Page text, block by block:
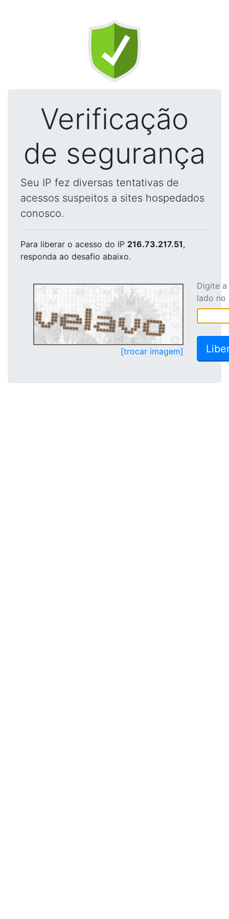
Verificação
de segurança
Seu IP fez diversas tentativas de
acessos suspeitos a sites hospedados
conosco.
Para liberar o acesso do IP 216.73.217.51,
responda ao desafio abaixo.
[trocar imagem]
Digite
lado no